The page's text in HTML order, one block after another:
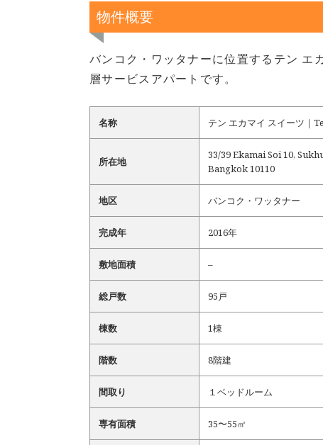
物件概要
バンコク・ワッタナーに位置するテン エ
層サービスアパートです。
名称 テン エカマイ スイーツ｜
所在地
33/39 Ekamai Soi 10,
Bangkok 10110
地区 バンコク・ワッタナー
完成年 2016年
敷地面積 –
総戸数 95戸
棟数 1棟
階数 8階建
間取り １ベッドルーム
専有面積 35〜55㎡